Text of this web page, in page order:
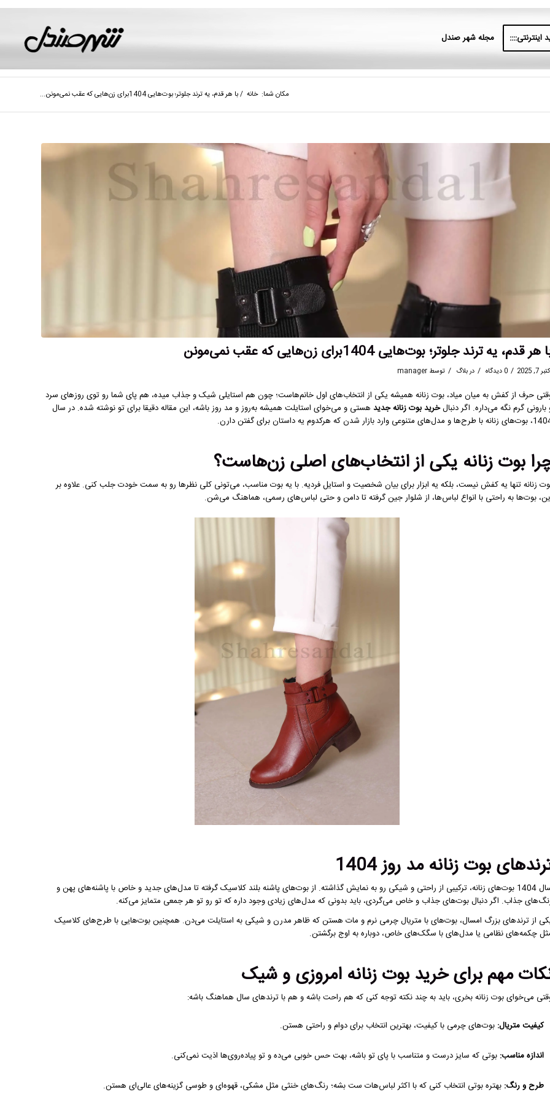
اینترنتی:::: مجله شهر صندل
مکان شما: خانه /با هر قدم، یه ترند جلوتر؛ بوت‌هایی 1404برای زن‌هایی که عقب نمی‌مونن...
هر قدم، یه ترند جلوتر؛ بوت‌هایی 1404برای زن‌هایی که عقب نمی‌مونن
7, 2025
/ 0 دیدگاه / دربلاگ / توسط manager
حرف از کفش به میان میاد، بوت زنانه همیشه یکی از انتخاب‌های اول خانم‌هاست؛ چون هم استایلی شیک و جذاب میده، هم پای شما رو توی روزهای سرد
بارونی گرم نگه می‌داره. اگر دنبالخرید بوت زنانه جدیدهستی و می‌خوای استایلت همیشه به‌روز و مد روز باشه، این مقاله دقیقا برای تو نوشته شده. در سال
و مدل‌های متنوعی وارد بازار شدن که هرکدوم یه داستان برای گفتن دارن.
بوت زنانه یکی از انتخاب‌های اصلی زن‌هاست؟
زنانه تنها یه کفش نیست، بلکه یه ابزار برای بیان شخصیت و استایل فردیه. با یه بوت مناسب، می‌تونی کلی نظرها رو به سمت خودت جلب کنی. علاوه بر
بوت‌ها به راحتی با انواع لباس‌ها، از شلوار جین گرفته تا دامن و حتی لباس‌های رسمی، هماهنگ می‌شن.
بوت زنانه مد روز 1404
سال 1404 بوت‌های زنانه، ترکیبی از راحتی و شیکی رو به نمایش گذاشته. از بوت‌های پاشنه بلند کلاسیک گرفته تا مدل‌های جدید و خاص با پاشنه‌های پهن و
جذاب. اگر دنبال بوت‌های جذاب و خاص می‌گردی، باید بدونی که مدل‌های زیادی وجود داره که تو رو تو هر جمعی متمایز می‌کنه.
از ترندهای بزرگ امسال، بوت‌های با متریال چرمی نرم و مات هستن که ظاهر مدرن و شیکی به استایلت می‌دن. همچنین بوت‌هایی با طرح‌های کلاسیک
چکمه‌های نظامی یا مدل‌های با سگک‌های خاص، دوباره به اوج برگشتن.
مهم برای خرید بوت زنانه امروزی و شیک
می‌خوای بوت زنانه بخری، باید به چند نکته توجه کنی که هم راحت باشه و هم با ترندهای سال هماهنگ باشه:
کیفیت متریال: بوت‌های چرمی با کیفیت، بهترین انتخاب برای دوام و راحتی هستن.
اندازه مناسب: بوتی که سایز درست و متناسب با پای تو باشه، بهت حس خوبی می‌ده و تو پیاده‌روی‌ها اذیت نمی‌کنی.
طرح و رنگ: بهتره بوتی انتخاب کنی که با اکثر لباس‌هات ست بشه؛ رنگ‌های خنثی مثل مشکی، قهوه‌ای و طوسی گزینه‌های عالی‌ای هستن.